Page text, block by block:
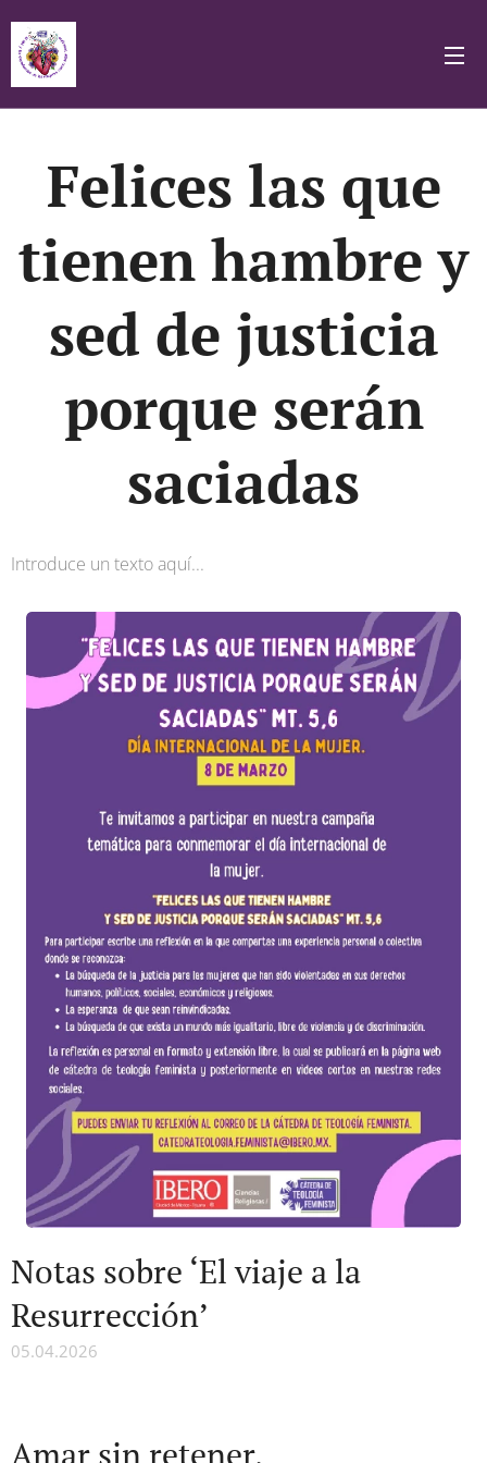
Felices las que
tienen hambre y
sed de justicia
porque serán
saciadas
Introduce un texto aquí...
Notas sobre ‘El viaje a la
Resurrección’
05.04.2026
Amar sin retener,